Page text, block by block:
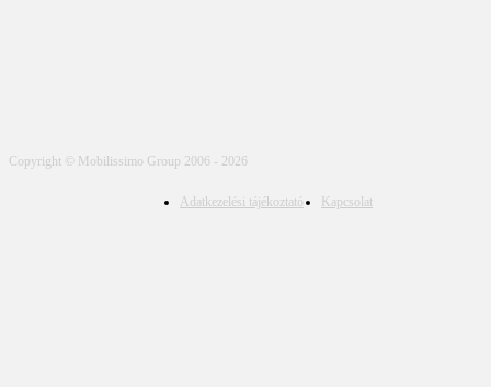
Copyright © Mobilissimo Group 2006 - 2026
Adatkezelési tájékoztató Kapcsolat